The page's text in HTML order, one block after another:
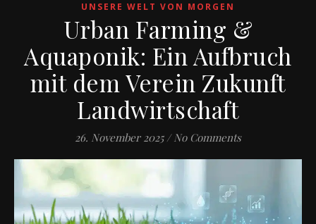
UNSERE WELT VON MORGEN
Urban Farming &
Aquaponik: Ein Aufbruch
mit dem Verein Zukunft
Landwirtschaft
26. November 2025 / No Comments